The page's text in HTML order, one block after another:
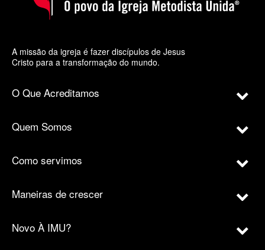
A missão da igreja é fazer discípulos de Jesus
Cristo para a transformação do mundo.
O Que Acreditamos
Quem Somos
Como servimos
Maneiras de crescer
Novo À IMU?